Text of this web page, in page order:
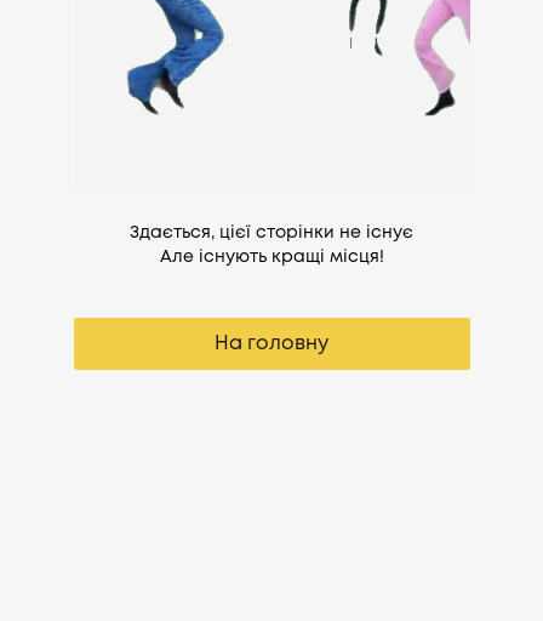
Здається, цієї сторінки не існує
Але існують кращі місця!
На головну